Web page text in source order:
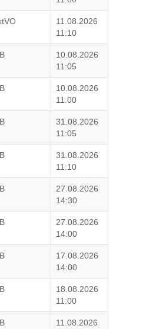
11.08.2026
11:10
10.08.2026
11:05
10.08.2026
11:00
31.08.2026
11:05
31.08.2026
11:10
27.08.2026
14:30
27.08.2026
14:00
17.08.2026
14:00
18.08.2026
11:00
11.08.2026